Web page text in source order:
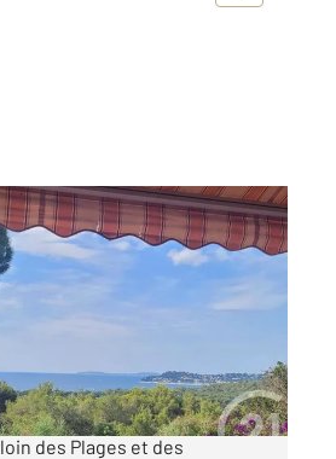
83
€
Dans un environnement,
des Plages et des